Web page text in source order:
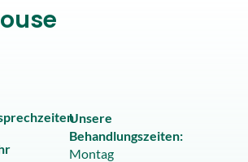
Unsere
Behandlungszeiten:
Montag